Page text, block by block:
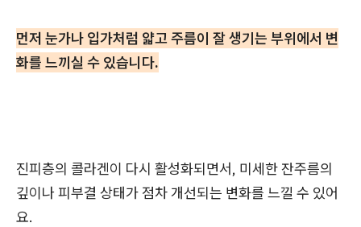
먼저 눈가나 입가처럼 얇고 주름이 잘 생기는 부위에서 변
화를 느끼실 수 있습니다.
진피층의 콜라겐이 다시 활성화되면서, 미세한 잔주름의
깊이나 피부결 상태가 점차 개선되는 변화를 느낄 수 있어
요.